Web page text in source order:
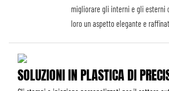
migliorare gli interni e gli esterni
loro un aspetto elegante e
SOLUZIONI IN PLASTICA DI